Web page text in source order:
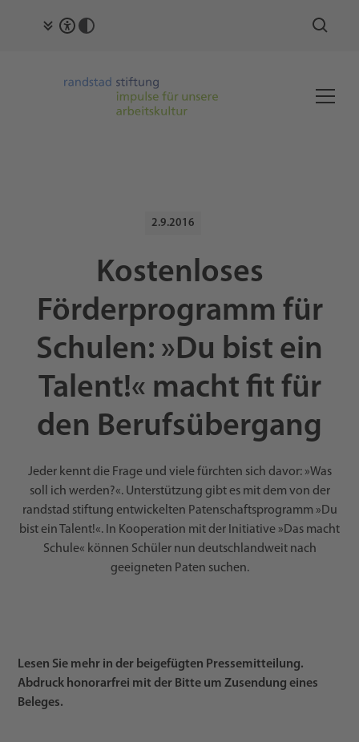
2.9.2016
Kostenloses
Förderprogramm für
Schulen: »Du bist ein
Talent!« macht fit für
den Berufsübergang
Jeder kennt die Frage und viele fürchten sich davor: »Was
soll ich werden?«. Unterstützung gibt es mit dem von der
randstad stiftung entwickelten Patenschaftsprogramm »Du
bist ein Talent!«. In Kooperation mit der Initiative »Das macht
Schule« können Schüler nun deutschlandweit nach
geeigneten Paten suchen.
Lesen Sie mehr in der beigefügten Pressemitteilung.
Abdruck honorarfrei mit der Bitte um Zusendung eines
Beleges.